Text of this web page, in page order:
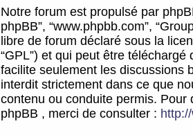
Notre forum est propulsé par
phpBB”, “www.phpbb.com”,
libre de forum déclaré sous la
“GPL”) et qui peut être téléchargé
facilite seulement les discussions
interdit strictement dans ce que
contenu ou conduite permis.
phpBB , merci de consulter :